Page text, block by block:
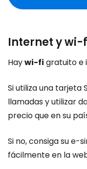
Internet y wi-
Haywi-fi gratuito e
Si utiliza una tarjeta
llamadas y utilizar
precio que en su
Si no, consiga su e-
fácilmente en la